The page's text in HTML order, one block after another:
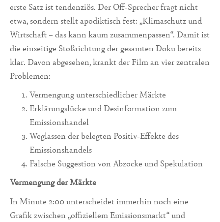
erste Satz ist tendenziös. Der Off-Sprecher fragt nicht
etwa, sondern stellt apodiktisch fest: „Klimaschutz und
Wirtschaft – das kann kaum zusammenpassen“. Damit ist
die einseitige Stoßrichtung der gesamten Doku bereits
klar. Davon abgesehen, krankt der Film an vier zentralen
Problemen:
Vermengung unterschiedlicher Märkte
Erklärungslücke und Desinformation zum
Emissionshandel
Weglassen der belegten Positiv-Effekte des
Emissionshandels
Falsche Suggestion von Abzocke und Spekulation
Vermengung der Märkte
In Minute 2:00 unterscheidet immerhin noch eine
Grafik zwischen „offiziellem Emissionsmarkt“ und